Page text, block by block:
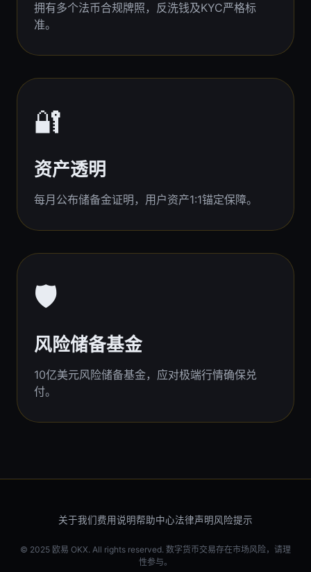
拥有多个法币合规牌照，反洗钱及KYC严格标
准。
🔐
资产透明
每月公布储备金证明，用户资产1:1锚定保障。
🛡️
风险储备基金
10亿美元风险储备基金，应对极端行情确保兑
付。
关于我们费用说明帮助中心法律声明风险提示
© 2025 欧易 OKX. All rights reserved. 数字货币交易存在市场风险，请理
性参与。